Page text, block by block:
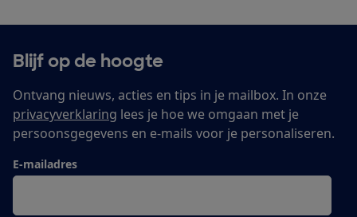
Blijf op de hoogte
Ontvang nieuws, acties en tips in je mailbox. In onze
privacyverklaring lees je hoe we omgaan met je
persoonsgegevens en e-mails voor je personaliseren.
E-mailadres